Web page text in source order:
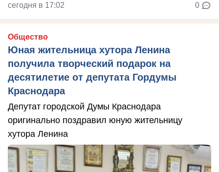
сегодня в 17:02 0
Общество
Юная жительница хутора Ленина
получила творческий подарок на
десятилетие от депутата Гордумы
Краснодара
Депутат городской Думы Краснодара
оригинально поздравил юную жительницу
хутора Ленина